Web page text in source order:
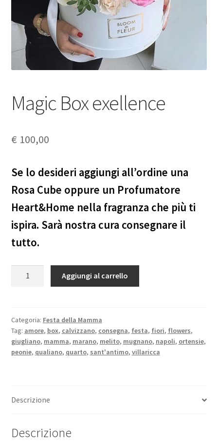
Request a Quote
Wishlist
Magic Box exellence
€ 100,00
Se lo desideri aggiungi all’ordine una
Rosa Cube oppure un Profumatore
Heart&Home nella fragranza che più ti
ispira. Sarà nostra cura consegnare il
tutto.
Aggiungi al carrello
Categoria: Festa della Mamma
Tag: amore, box, calvizzano, consegna, festa, fiori, flowers,
giugliano, mamma, marano, melito, mugnano, napoli, ortensie,
peonie, qualiano, quarto, sant'antimo, villaricca
Descrizione
Descrizione